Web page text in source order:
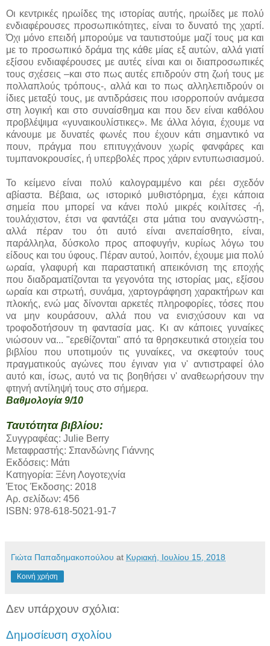
Οι κεντρικές ηρωίδες της ιστορίας αυτής, ηρωίδες με πολύ
ενδιαφέρουσες προσωπικότητες, είναι το δυνατό της χαρτί.
Όχι μόνο επειδή μπορούμε να ταυτιστούμε μαζί τους μα και
με το προσωπικό δράμα της κάθε μίας εξ αυτών, αλλά γιατί
εξίσου ενδιαφέρουσες με αυτές είναι και οι διαπροσωπικές
τους σχέσεις –και στο πως αυτές επιδρούν στη ζωή τους με
πολλαπλούς τρόπους-, αλλά και το πως αλληλεπιδρούν οι
ίδιες μεταξύ τους, με αντιδράσεις που ισορροπούν ανάμεσα
στη λογική και στο συναίσθημα και που δεν είναι καθόλου
προβλέψιμα «γυναικουλίστικες». Με άλλα λόγια, έχουμε να
κάνουμε με δυνατές φωνές που έχουν κάτι σημαντικό να
πουν, πράγμα που επιτυγχάνουν χωρίς φανφάρες και
τυμπανοκρουσίες, ή υπερβολές προς χάριν εντυπωσιασμού.
Το κείμενο είναι πολύ καλογραμμένο και ρέει σχεδόν
αβίαστα. Βέβαια, ως ιστορικό μυθιστόρημα, έχει κάποια
σημεία που μπορεί να κάνει πολύ μικρές κοιλίτσες -ή,
τουλάχιστον, έτσι να φαντάζει στα μάτια του αναγνώστη-,
αλλά πέραν του ότι αυτό είναι ανεπαίσθητο, είναι,
παράλληλα, δύσκολο προς αποφυγήν, κυρίως λόγω του
είδους και του ύφους. Πέραν αυτού, λοιπόν, έχουμε μια πολύ
ωραία, γλαφυρή και παραστατική απεικόνιση της εποχής
που διαδραματίζονται τα γεγονότα της ιστορίας μας, εξίσου
ωραία και στρωτή, συνάμα, χαρτογράφηση χαρακτήρων και
πλοκής, ενώ μας δίνονται αρκετές πληροφορίες, τόσες που
να μην κουράσουν, αλλά που να ενισχύσουν και να
τροφοδοτήσουν τη φαντασία μας. Κι αν κάποιες γυναίκες
νιώσουν να... "ερεθίζονται" από τα θρησκευτικά στοιχεία του
βιβλίου που υποτιμούν τις γυναίκες, να σκεφτούν τους
πραγματικούς αγώνες που έγιναν για ν' αντιστραφεί όλο
αυτό και, ίσως, αυτό να τις βοηθήσει ν' αναθεωρήσουν την
φτηνή αντίληψή τους στο σήμερα.
Βαθμολογία 9/10
Ταυτότητα βιβλίου:
Συγγραφέας: Julie Berry
Μεταφραστής: Σπανδώνης Γιάννης
Εκδόσεις: Μάτι
Κατηγορία: Ξένη Λογοτεχνία
Έτος Έκδοσης: 2018
Αρ. σελίδων: 456
ISBN: 978-618-5021-91-7
Γιώτα Παπαδημακοπούλου at Κυριακή, Ιουλίου 15, 2018
Κοινή χρήση
Δεν υπάρχουν σχόλια:
Δημοσίευση σχολίου